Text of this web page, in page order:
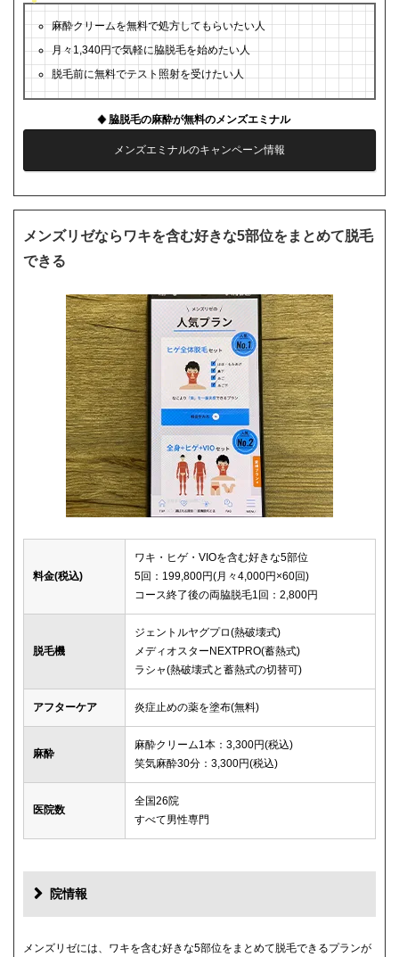
麻酔クリームを無料で処方してもらいたい人
月々1,340円で気軽に脇脱毛を始めたい人
脱毛前に無料でテスト照射を受けたい人
脇脱毛の麻酔が無料のメンズエミナル
メンズエミナルのキャンペーン情報
メンズリゼならワキを含む好きな5部位をまとめて脱毛
できる
料金(税込)
ワキ・ヒゲ・VIOを含む好きな5部位
5回：199,800円(月々4,000円×60回)
コース終了後の両脇脱毛1回：2,800円
脱毛機
ジェントルヤグプロ(熱破壊式)
メディオスターNEXTPRO(蓄熱式)
ラシャ(熱破壊式と蓄熱式の切替可)
アフターケア 炎症止めの薬を塗布(無料)
麻酔
麻酔クリーム1本：3,300円(税込)
笑気麻酔30分：3,300円(税込)
医院数
全国26院
すべて男性専門
院情報
メンズリゼには、ワキを含む好きな5部位をまとめて脱毛できるプランが